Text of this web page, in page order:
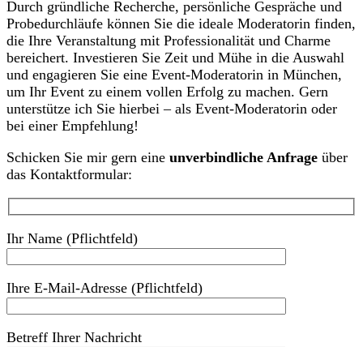
Durch gründliche Recherche, persönliche Gespräche und
Probedurchläufe können Sie die ideale Moderatorin finden,
die Ihre Veranstaltung mit Professionalität und Charme
bereichert. Investieren Sie Zeit und Mühe in die Auswahl
und engagieren Sie eine Event-Moderatorin in München,
um Ihr Event zu einem vollen Erfolg zu machen. Gern
unterstütze ich Sie hierbei – als Event-Moderatorin oder
bei einer Empfehlung!
Schicken Sie mir gern eine unverbindliche Anfrage über
das Kontaktformular:
Ihr Name (Pflichtfeld)
Ihre E-Mail-Adresse (Pflichtfeld)
Betreff Ihrer Nachricht